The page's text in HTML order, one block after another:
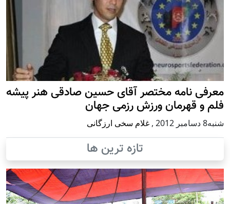
معرفی نامه مختصر آقای حسین صادقی هنر پیشه
فلم و قهرمان ورزش رزمی جهان
شنبه8 دسامبر 2012 , غلام سخی ارزگانی
تازه ترین ها